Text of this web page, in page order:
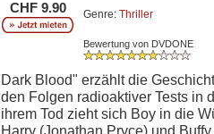
CHF 9.90 Genre: Thriller
Bewertung von DVDONE
Dark Blood" erzählt die
den Folgen radioaktiver Tests in
ihrem Tod zieht sich Boy in die
Harry (Jonathan Pryce) und